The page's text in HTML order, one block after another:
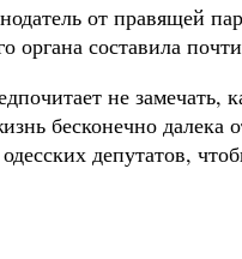
от правящей
органа составила
не замечать,
бесконечно
депутатов,